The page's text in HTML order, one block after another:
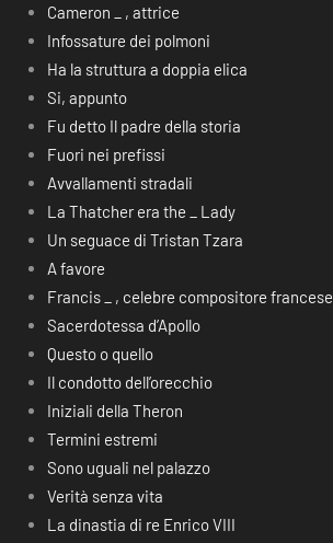
Cameron _ , attrice
Infossature dei polmoni
Ha la struttura a doppia elica
Si, appunto
Fu detto Il padre della storia
Fuori nei prefissi
Avvallamenti stradali
La Thatcher era the _ Lady
Un seguace di Tristan Tzara
A favore
Francis _ , celebre compositore francese
Sacerdotessa d’Apollo
Questo o quello
Il condotto dell’orecchio
Iniziali della Theron
Termini estremi
Sono uguali nel palazzo
Verità senza vita
La dinastia di re Enrico VIII